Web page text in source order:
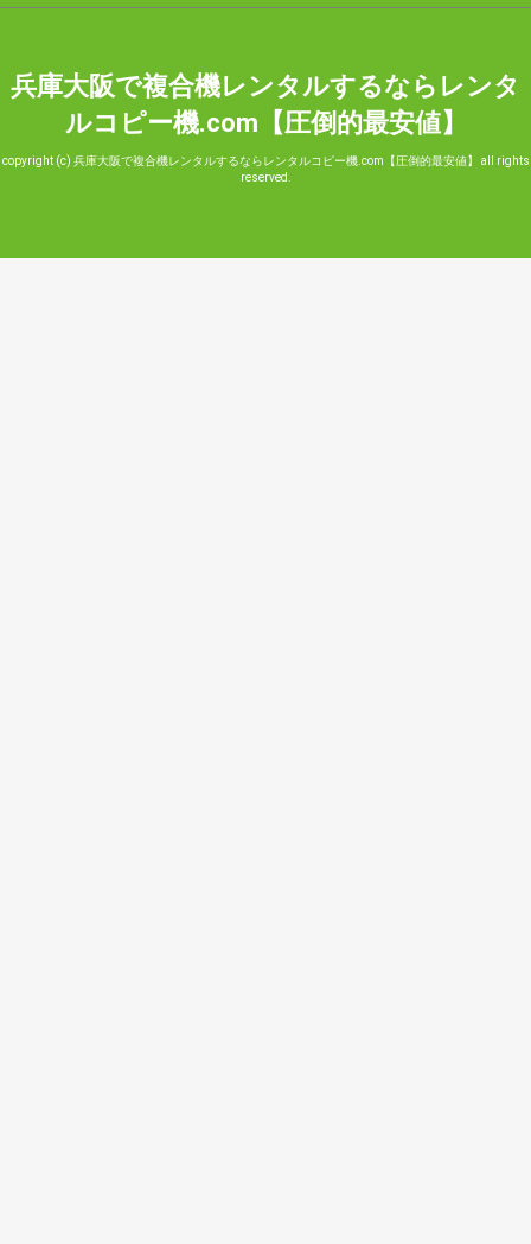
兵庫大阪で複合機レンタルするならレンタ
ルコピー機.com【圧倒的最安値】
copyright (c) 兵庫大阪で複合機レンタルするならレンタルコピー機.com【圧倒的最安値】 all rights
reserved.